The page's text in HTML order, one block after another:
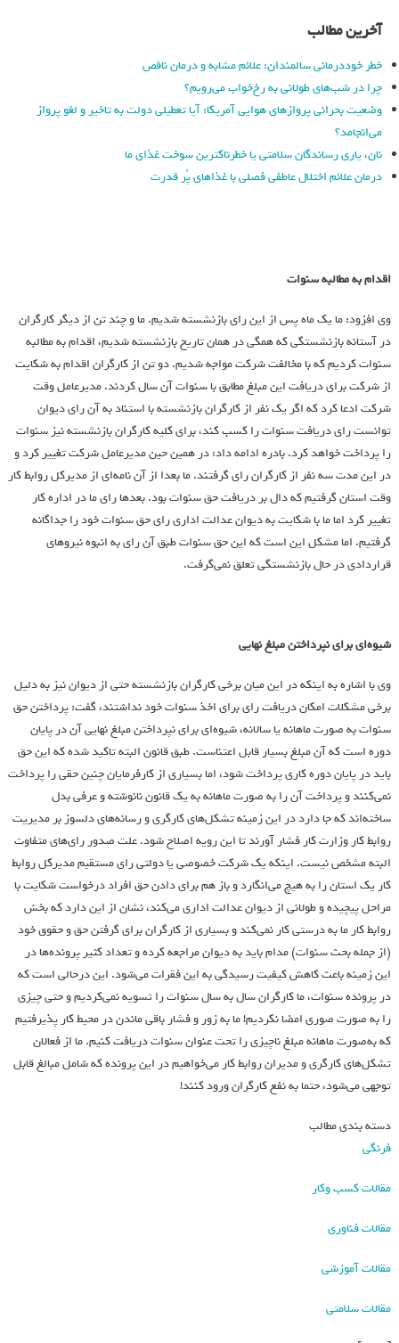
آخرین مطالب
خطر خوددرمانی سالمندان: علائم مشابه و درمان ناقص
چرا در شب‌های طولانی به رخ‌خواب می‌رویم؟
وضعیت بحرانی پروازهای هوایی آمریکا: آیا تعطیلی دولت به تاخیر و لغو پرواز
می‌انجامد؟
نان، یاری رساندگان سلامتی یا خطرناکترین سوخت غذای ما
درمان علائم اختلال عاطفی فصلی با غذاهای پُر قدرت
اقدام به مطالبه سنوات
وي افزود: ما يك ماه پس از اين راي بازنشسته شديم. ما و چند تن از ديگر كارگران
در آستانه بازنشستگي كه همگي در همان تاريخ بازنشسته شديم، اقدام به مطالبه
سنوات كرديم كه با مخالفت شركت مواجه شديم. دو تن از كارگران اقدام به شكايت
از شركت براي دريافت اين مبلغ مطابق با سنوات آن سال كردند. مديرعامل وقت
شركت ادعا كرد كه اگر يك نفر از كارگران بازنشسته با استناد به آن راي ديوان
توانست راي دريافت سنوات را كسب كند، براي كليه كارگران بازنشسته نيز سنوات
را پرداخت خواهد كرد. بادره ادامه داد: در همين حين مديرعامل شركت تغيير كرد و
در اين مدت سه نفر از كارگران راي گرفتند. ما بعدا از آن نامه‌اي از مديركل روابط كار
وقت استان گرفتيم كه دال بر دريافت حق سنوات بود. بعدها راي ما در اداره كار
تغيير كرد اما ما با شكايت به ديوان عدالت اداري راي حق سنوات خود را جداگانه
گرفتيم. اما مشكل اين است كه اين حق سنوات طبق آن راي به انبوه نيروهاي
قراردادي در حال بازنشستگي تعلق نمي‌گرفت.
شيوه‌اي براي نپرداختن مبلغ نهايي
وي با اشاره به اينكه در اين ميان برخي كارگران بازنشسته حتي از ديوان نيز به دليل
برخي مشكلات امكان دريافت راي براي اخذ سنوات خود نداشتند، گفت: پرداختن حق
سنوات به صورت ماهانه يا سالانه، شيوه‌اي براي نپرداختن مبلغ نهايي آن در پايان
دوره است كه آن مبلغ بسيار قابل اعتناست. طبق قانون البته تاكيد شده كه اين حق
بايد در پايان دوره كاري پرداخت شود، اما بسياري از كارفرمايان چنين حقي را پرداخت
نمي‌كنند و پرداخت آن را به صورت ماهانه به يك قانون نانوشته و عرفي بدل
ساخته‌اند كه جا دارد در اين زمينه تشكل‌هاي كارگري و رسانه‌هاي دلسوز بر مديريت
روابط كار وزارت كار فشار آورند تا اين رويه اصلاح شود. علت صدور راي‌هاي متفاوت
البته مشخص نيست. اينكه يك شركت خصوصي يا دولتي راي مستقيم مديركل روابط
كار يك استان را به هيچ مي‌انگارد و باز هم براي دادن حق افراد درخواست شكايت با
مراحل پيچيده و طولاني از ديوان عدالت اداري مي‌كند، نشان از اين دارد كه بخش
روابط كار ما به درستي كار نمي‌كند و بسياري از كارگران براي گرفتن حق و حقوق خود
(از جمله بحث سنوات) مدام بايد به ديوان مراجعه كرده و تعداد كثير پرونده‌ها در
اين زمينه باعث كاهش كيفيت رسيدگي به اين فقرات مي‌شود. اين درحالي است كه
در پرونده سنوات، ما كارگران سال به سال سنوات را تسويه نمي‌كرديم و حتي چيزي
را به صورت صوري امضا نكرديم! ما به زور و فشار باقي ماندن در محيط كار پذيرفتيم
كه به‌صورت ماهانه مبلغ ناچيزي را تحت عنوان سنوات دريافت كنيم. ما از فعالان
تشكل‌هاي كارگري و مديران روابط كار مي‌خواهيم در اين پرونده كه شامل مبالغ قابل
توجهي مي‌شود، حتما به نفع كارگران ورود كنند!
دسته بندی مطالب
فرنگی
مقالات کسب وکار
مقالات فناوری
مقالات آموزشی
مقالات سلامتی